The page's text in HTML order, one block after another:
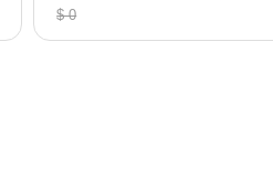
$ 0